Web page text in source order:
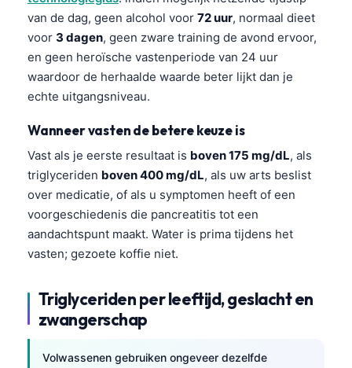
van de dag, geen alcohol voor 72 uur, normaal dieet
voor 3 dagen, geen zware training de avond ervoor,
en geen heroïsche vastenperiode van 24 uur
waardoor de herhaalde waarde beter lijkt dan je
echte uitgangsniveau.
Wanneer vasten de betere keuze is
Vast als je eerste resultaat is boven 175 mg/dL, als
triglyceriden boven 400 mg/dL, als uw arts beslist
over medicatie, of als u symptomen heeft of een
voorgeschiedenis die pancreatitis tot een
aandachtspunt maakt. Water is prima tijdens het
vasten; gezoete koffie niet.
Triglyceriden per leeftijd, geslacht en
zwangerschap
Volwassenen gebruiken ongeveer dezelfde